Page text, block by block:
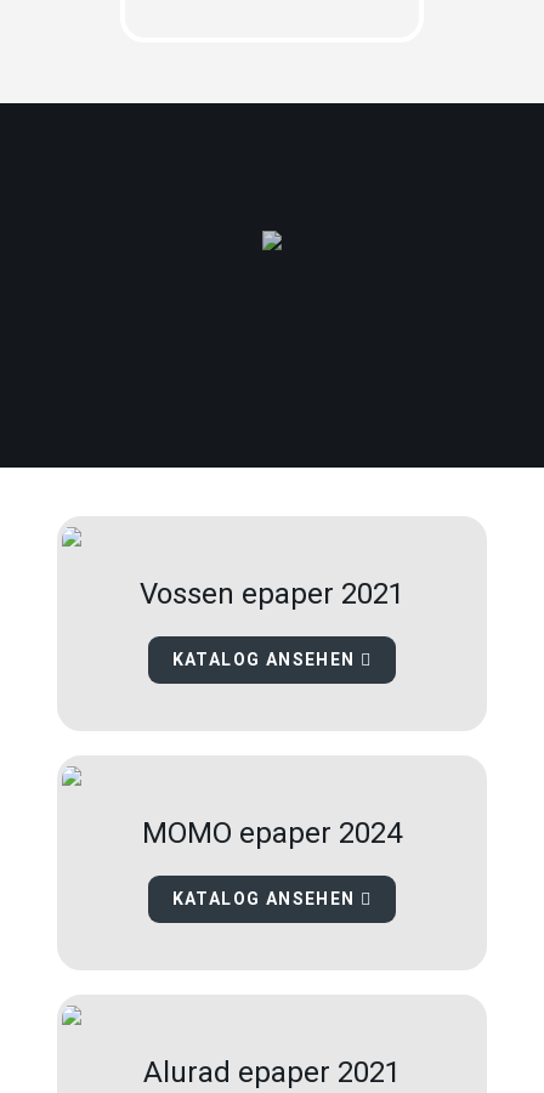
Vossen epaper 2021
KATALOG ANSEHEN
MOMO epaper 2024
KATALOG ANSEHEN
Alurad epaper 2021